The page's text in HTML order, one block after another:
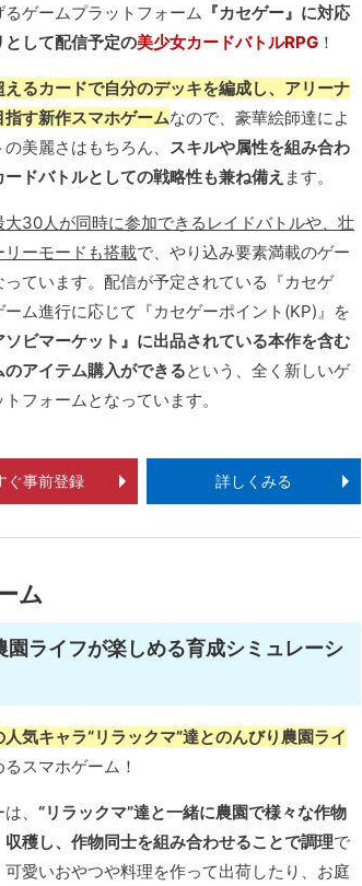
るゲームプラットフォーム 『カセゲー』に対応
として配信予定の美少女カードバトルRPG ！
るカードで自分のデッキを編成し、アリーナ
指す新作スマホゲームなので、豪華絵師達によ
美麗さはもちろん、 スキルや属性を組み合わ
ドバトルとしての戦略性も兼ね備え ます。
大30人が同時に参加できるレイドバトルや、壮
リーモードも搭載で、やり込み要素満載のゲー
っています。配信が予定されている『カセゲ
ーム進行に応じて『カセゲーポイント(KP)』を
ソビマーケット』に出品されている本作を含む
のアイテム購入ができるという、全く新しいゲ
フォームとなっています。
ぐ事前登録 詳しくみる
ム
ライフが楽しめる育成シミュレーシ
気キャラ“リラックマ”達とのんびり農園ライ
スマホゲーム！
は、“リラックマ”達と一緒に農園で様々な作物
収穫し、作物同士を組み合わせることで調理で
可愛いおやつや料理を作って出荷したり、お庭